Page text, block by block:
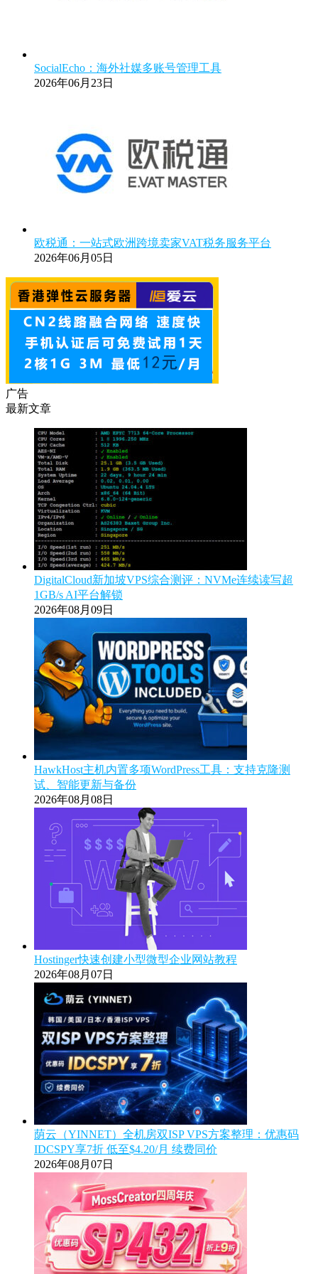
SocialEcho：海外社媒多账号管理工具
2026年06月23日
欧税通：一站式欧洲跨境卖家VAT税务服务平台
2026年06月05日
广告
最新文章
DigitalCloud新加坡VPS综合测评：NVMe连续读写超
1GB/s AI平台解锁
2026年08月09日
HawkHost主机内置多项WordPress工具：支持克隆测
试、智能更新与备份
2026年08月08日
Hostinger快速创建小型微型企业网站教程
2026年08月07日
荫云（YINNET）全机房双ISP VPS方案整理：优惠码
IDCSPY享7折 低至$4.20/月 续费同价
2026年08月07日